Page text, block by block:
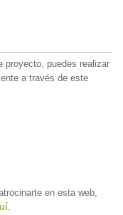
proyecto, puedes realizar
a través de este
en esta web,